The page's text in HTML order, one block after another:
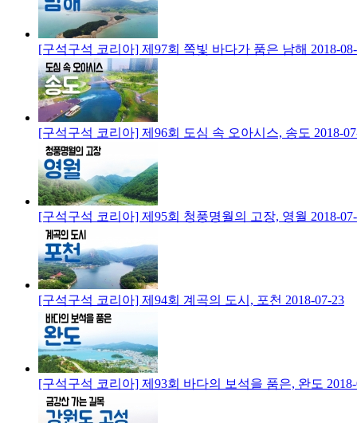
[구석구석 코리아] 제97회 쪽빛 바다가 품은 남해 2018-
[구석구석 코리아] 제96회 도심 속 오아시스, 송도 2018-
[구석구석 코리아] 제95회 청풍명월의 고장, 영월 2018-
[구석구석 코리아] 제94회 계곡의 도시, 포천 2018-07-23
[구석구석 코리아] 제93회 바다의 보석을 품은, 완도